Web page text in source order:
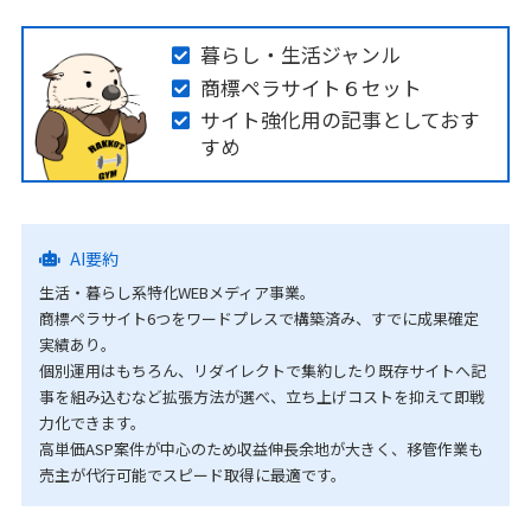
暮らし・生活ジャンル
商標ペラサイト６セット
サイト強化用の記事としておす
すめ
AI要約
生活・暮らし系特化WEBメディア事業。
商標ペラサイト6つをワードプレスで構築済み、すでに成果確定
実績あり。
個別運用はもちろん、リダイレクトで集約したり既存サイトへ記
事を組み込むなど拡張方法が選べ、立ち上げコストを抑えて即戦
力化できます。
高単価ASP案件が中心のため収益伸長余地が大きく、移管作業も
売主が代行可能でスピード取得に最適です。